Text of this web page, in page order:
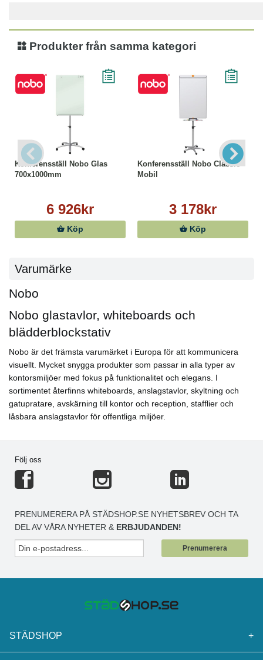
Produkter från samma kategori
Konferensställ Nobo Glas
700x1000mm
6 926kr
Köp
Konferensställ Nobo Classic
Mobil
3 178kr
Köp
Varumärke
Nobo
Nobo glastavlor, whiteboards och
blädderblockstativ
Nobo är det främsta varumärket i Europa för att kommunicera
visuellt. Mycket snygga produkter som passar in alla typer av
kontorsmiljöer med fokus på funktionalitet och elegans. I
sortimentet återfinns whiteboards, anslagstavlor, skyltning och
gatupratare, avskärning till kontor och reception, stafflier och
låsbara anslagstavlor för offentliga miljöer.
Följ oss
PRENUMERERA PÅ STÄDSHOP.SE NYHETSBREV OCH TA
DEL AV VÅRA NYHETER & ERBJUDANDEN!
Prenumerera
STÄDSHOP +